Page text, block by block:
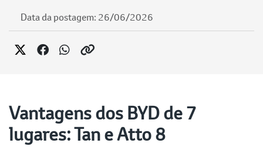
Data da postagem: 26/06/2026
Vantagens dos BYD de 7
lugares: Tan e Atto 8